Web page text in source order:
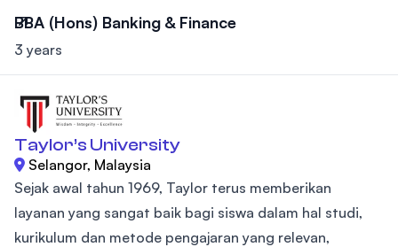
BBA (Hons) Banking & Finance
3 years
Taylor’s University
Selangor, Malaysia
Sejak awal tahun 1969, Taylor terus memberikan
layanan yang sangat baik bagi siswa dalam hal studi,
kurikulum dan metode pengajaran yang relevan,